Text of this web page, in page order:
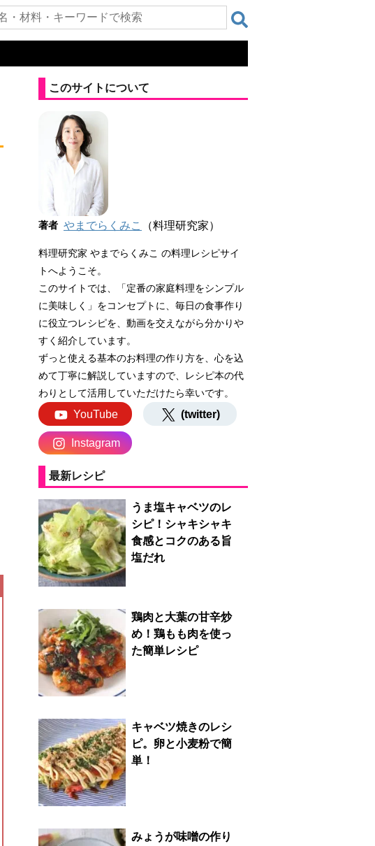
このサイトについて
著者 やまでらくみこ （料理研究家）
料理研究家 やまでらくみこ の料理レシピサイ
トへようこそ。
このサイトでは、「定番の家庭料理をシンプル
に美味しく」をコンセプトに、毎日の食事作り
に役立つレシピを、動画を交えながら分かりや
すく紹介しています。
ずっと使える基本のお料理の作り方を、心を込
めて丁寧に解説していますので、レシピ本の代
わりとして活用していただけたら幸いです。
YouTube (twitter)
Instagram
最新レシピ
うま塩キャベツのレ
シピ！シャキシャキ
食感とコクのある旨
塩だれ
鶏肉と大葉の甘辛炒
め！鶏もも肉を使っ
た簡単レシピ
キャベツ焼きのレシ
ピ。卵と小麦粉で簡
単！
みょうが味噌の作り